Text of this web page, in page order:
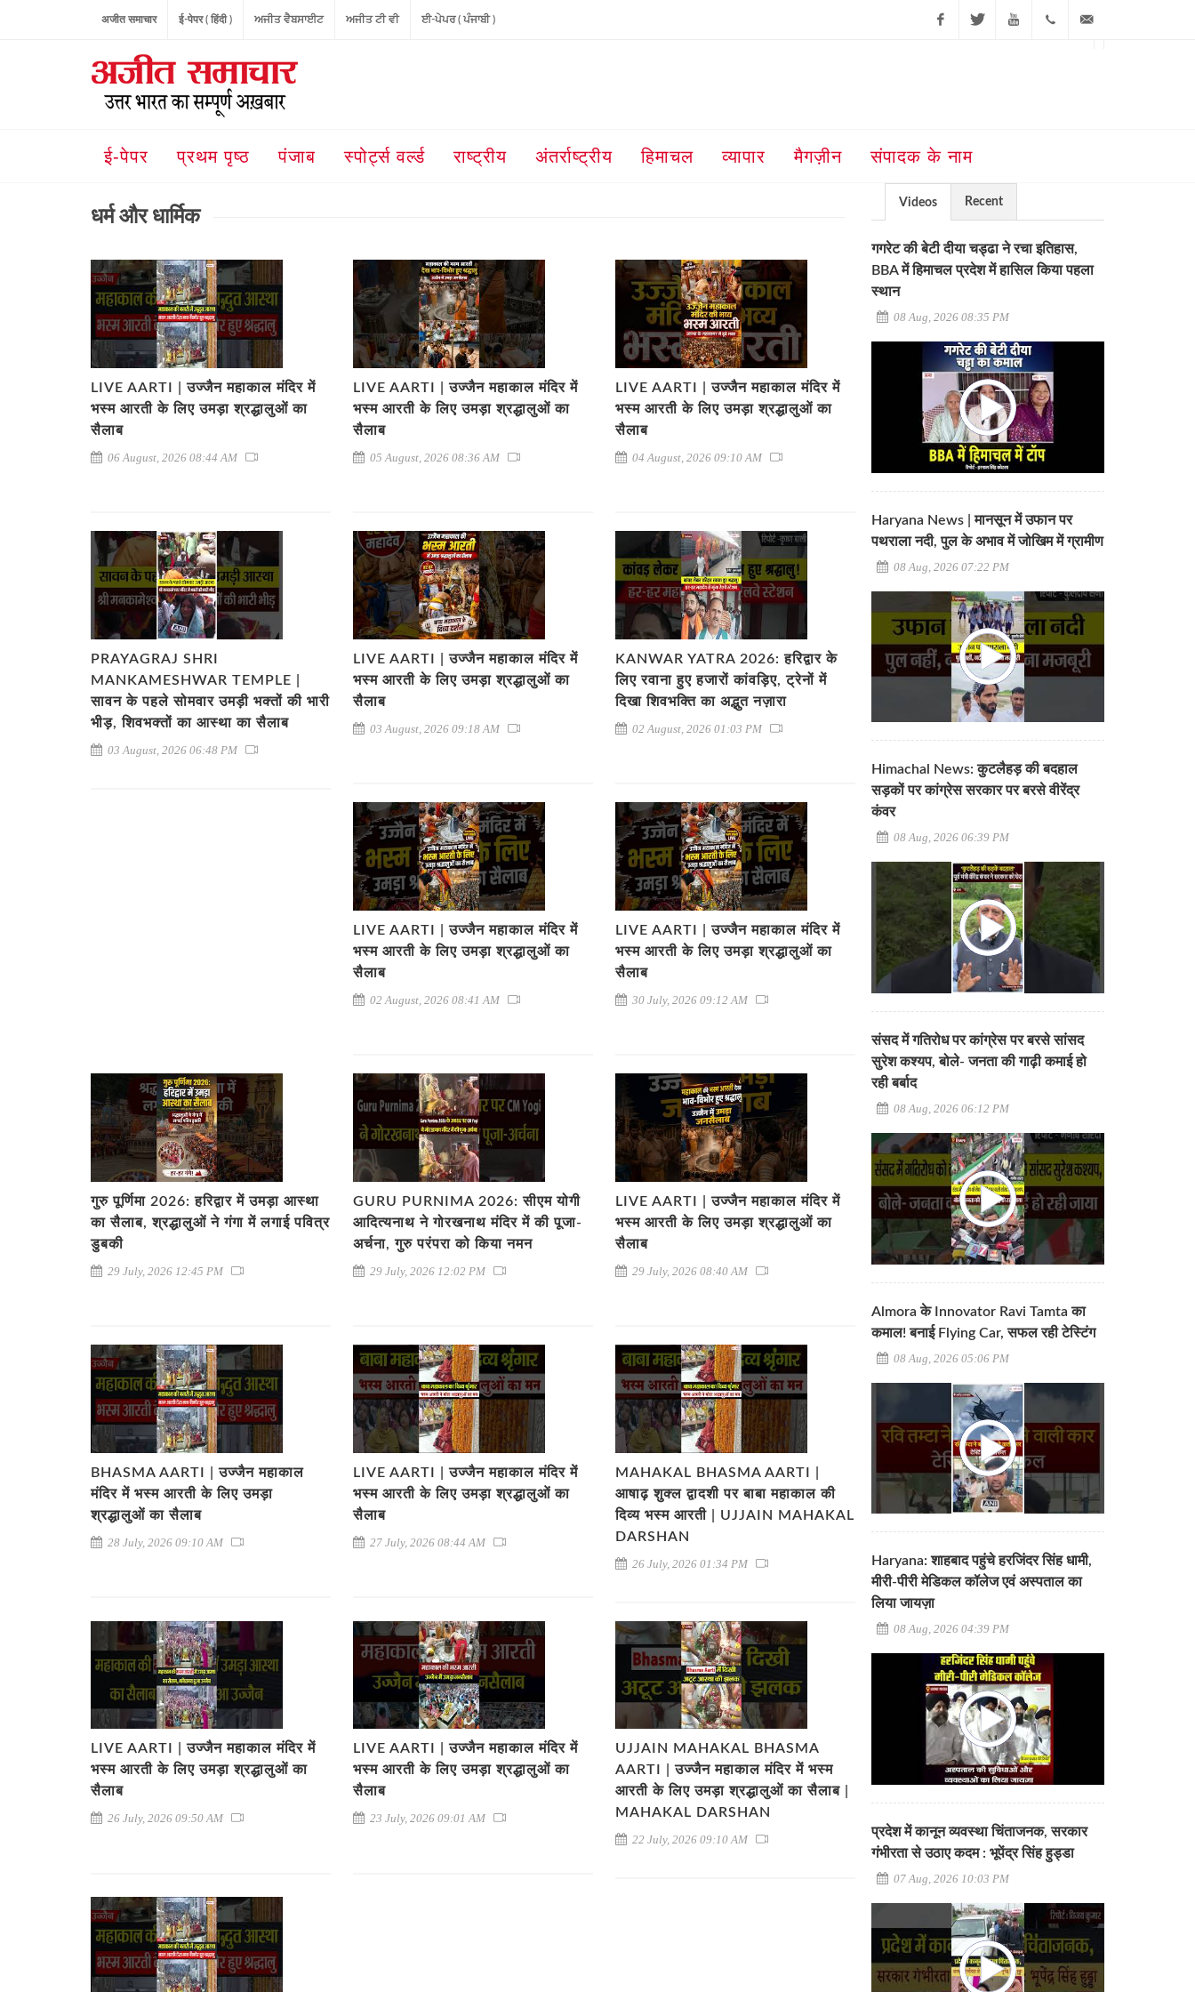
अजीत समाचार ई-पेपर ( हिंदी ) ਅਜੀਤ ਵੈਬਸਾਈਟ ਅਜੀਤ ਟੀ ਵੀ ਈ-ਪੇਪਰ ( ਪੰਜਾਬੀ )
ई-पेपर प्रथम पृष्ठ पंजाब स्पोर्ट्स वर्ल्ड राष्ट्रीय अंतर्राष्ट्रीय हिमाचल व्यापार मैगज़ीन संपादक के नाम
धर्म और धार्मिक
LIVE AARTI | उज्जैन महाकाल मंदिर में
भस्म आरती के लिए उमड़ा श्रद्धालुओं का
सैलाब
06 August, 2026 08:44 AM
LIVE AARTI | उज्जैन महाकाल मंदिर में
भस्म आरती के लिए उमड़ा श्रद्धालुओं का
सैलाब
05 August, 2026 08:36 AM
LIVE AARTI | उज्जैन महाकाल मंदिर में
भस्म आरती के लिए उमड़ा श्रद्धालुओं का
सैलाब
04 August, 2026 09:10 AM
PRAYAGRAJ SHRI
MANKAMESHWAR TEMPLE |
सावन के पहले सोमवार उमड़ी भक्तों की भारी
भीड़, शिवभक्तों का आस्था का सैलाब
03 August, 2026 06:48 PM
LIVE AARTI | उज्जैन महाकाल मंदिर में
भस्म आरती के लिए उमड़ा श्रद्धालुओं का
सैलाब
03 August, 2026 09:18 AM
KANWAR YATRA 2026: हरिद्वार के
लिए रवाना हुए हजारों कांवड़िए, ट्रेनों में
दिखा शिवभक्ति का अद्भुत नज़ारा
02 August, 2026 01:03 PM
LIVE AARTI | उज्जैन महाकाल मंदिर में
भस्म आरती के लिए उमड़ा श्रद्धालुओं का
सैलाब
02 August, 2026 08:41 AM
LIVE AARTI | उज्जैन महाकाल मंदिर में
भस्म आरती के लिए उमड़ा श्रद्धालुओं का
सैलाब
30 July, 2026 09:12 AM
गुरु पूर्णिमा 2026: हरिद्वार में उमड़ा आस्था
का सैलाब, श्रद्धालुओं ने गंगा में लगाई पवित्र
डुबकी
29 July, 2026 12:45 PM
GURU PURNIMA 2026: सीएम योगी
आदित्यनाथ ने गोरखनाथ मंदिर में की पूजा-
अर्चना, गुरु परंपरा को किया नमन
29 July, 2026 12:02 PM
LIVE AARTI | उज्जैन महाकाल मंदिर में
भस्म आरती के लिए उमड़ा श्रद्धालुओं का
सैलाब
29 July, 2026 08:40 AM
BHASMA AARTI | उज्जैन महाकाल
मंदिर में भस्म आरती के लिए उमड़ा
श्रद्धालुओं का सैलाब
28 July, 2026 09:10 AM
LIVE AARTI | उज्जैन महाकाल मंदिर में
भस्म आरती के लिए उमड़ा श्रद्धालुओं का
सैलाब
27 July, 2026 08:44 AM
MAHAKAL BHASMA AARTI |
आषाढ़ शुक्ल द्वादशी पर बाबा महाकाल की
दिव्य भस्म आरती | UJJAIN MAHAKAL
DARSHAN
26 July, 2026 01:34 PM
LIVE AARTI | उज्जैन महाकाल मंदिर में
भस्म आरती के लिए उमड़ा श्रद्धालुओं का
सैलाब
26 July, 2026 09:50 AM
LIVE AARTI | उज्जैन महाकाल मंदिर में
भस्म आरती के लिए उमड़ा श्रद्धालुओं का
सैलाब
23 July, 2026 09:01 AM
UJJAIN MAHAKAL BHASMA
AARTI | उज्जैन महाकाल मंदिर में भस्म
आरती के लिए उमड़ा श्रद्धालुओं का सैलाब |
MAHAKAL DARSHAN
22 July, 2026 09:10 AM
Videos Recent
गगरेट की बेटी दीया चड्ढा ने रचा इतिहास,
BBA में हिमाचल प्रदेश में हासिल किया पहला
स्थान
08 Aug, 2026 08:35 PM
Haryana News | मानसून में उफान पर
पथराला नदी, पुल के अभाव में जोखिम में ग्रामीण
08 Aug, 2026 07:22 PM
Himachal News: कुटलैहड़ की बदहाल
सड़कों पर कांग्रेस सरकार पर बरसे वीरेंद्र
कंवर
08 Aug, 2026 06:39 PM
संसद में गतिरोध पर कांग्रेस पर बरसे सांसद
सुरेश कश्यप, बोले- जनता की गाढ़ी कमाई हो
रही बर्बाद
08 Aug, 2026 06:12 PM
Almora के Innovator Ravi Tamta का
कमाल! बनाई Flying Car, सफल रही टेस्टिंग
08 Aug, 2026 05:06 PM
Haryana: शाहबाद पहुंचे हरजिंदर सिंह धामी,
मीरी-पीरी मेडिकल कॉलेज एवं अस्पताल का
लिया जायज़ा
08 Aug, 2026 04:39 PM
प्रदेश में कानून व्यवस्था चिंताजनक, सरकार
गंभीरता से उठाए कदम : भूपेंद्र सिंह हुड्डा
07 Aug, 2026 10:03 PM